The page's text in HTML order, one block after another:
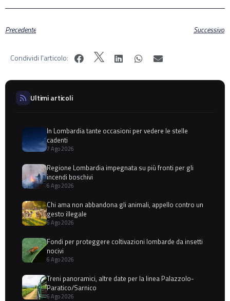
Precedente Successivo
Condividi l'articolo:
Ultimi articoli
In Lombardia tante occasioni per vedere le stelle
cadenti
7 Ago 2026
Regione Lombardia impegnata su più fronti per gli
incendi boschivi
6 Ago 2026
Chi ama non abbandona gli animali, appello contro un
gesto illegale
6 Ago 2026
Fondi per proteggere coltivazioni lombarde da insetti
nocivi
6 Ago 2026
Treni panoramici, altre date per la linea Palazzolo-
Paratico/Sarnico
6 Ago 2026